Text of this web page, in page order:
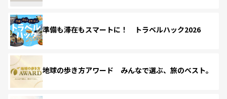
準備も滞在もスマートに！ トラベルハック2026
地球の歩き方アワード みんなで選ぶ、旅のベスト。